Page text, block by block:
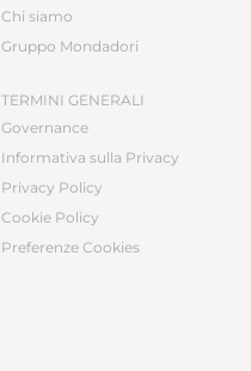
Chi siamo
Gruppo Mondadori
TERMINI GENERALI
Governance
Informativa sulla Privacy
Privacy Policy
Cookie Policy
Preferenze Cookies